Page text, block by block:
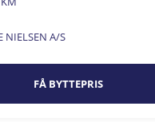
NIELSEN A/S
FÅ BYTTEPRIS